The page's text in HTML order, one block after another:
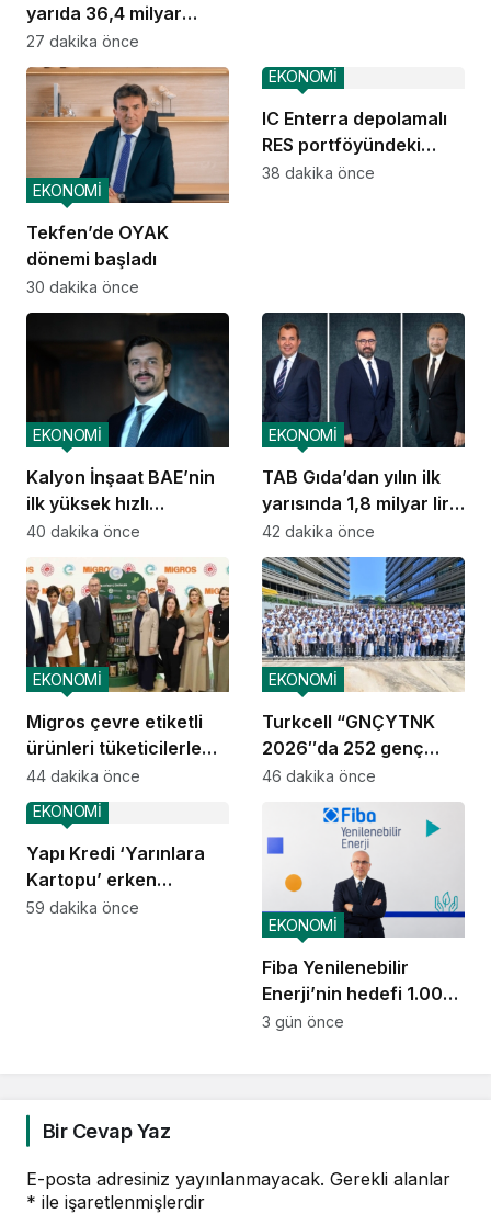
yarıda 36,4 milyar
dolar konsolide gelir
27 dakika önce
Tekfen’de OYAK
dönemi başladı
EKONOMİ
30 dakika önce
IC Enterra depolamalı
RES portföyündeki
projelerin ÇED
EKONOMİ
38 dakika önce
Kalyon İnşaat BAE’nin
ilk yüksek hızlı
demiryolu hattını inşa
EKONOMİ
40 dakika önce
TAB Gıda’dan yılın ilk
yarısında 1,8 milyar lira
net kar
EKONOMİ
42 dakika önce
Migros çevre etiketli
ürünleri tüketicilerle
buluşturuyor
EKONOMİ
44 dakika önce
Turkcell “GNÇYTNK
2026″da 252 genç
işbaşı yaptı
EKONOMİ
46 dakika önce
Yapı Kredi ‘Yarınlara
Kartopu’ erken
çocukluk eğitimini
EKONOMİ
59 dakika önce
Fiba Yenilenebilir
Enerji’nin hedefi 1.000
MW
EKONOMİ
3 gün önce
Bir Cevap Yaz
E-posta adresiniz yayınlanmayacak. Gerekli alanlar
* ile işaretlenmişlerdir